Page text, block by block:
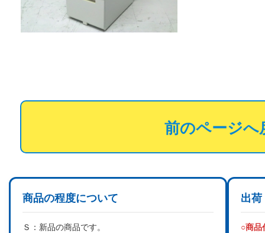
前のページへ
商品の程度について
Ｓ： 新品の商品です。
出荷
○商品